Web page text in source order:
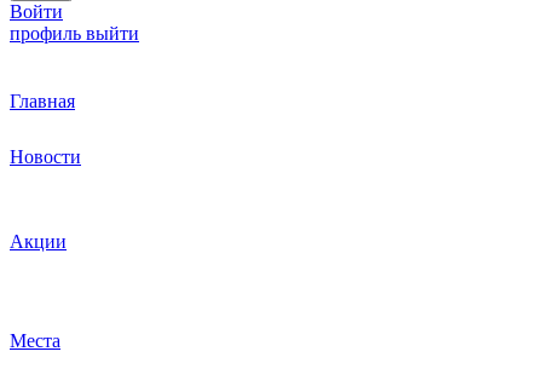
Войти
профиль выйти
Главная
Новости
Акции
Места